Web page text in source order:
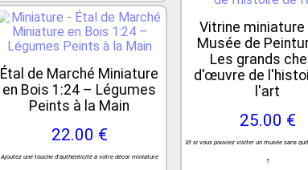
Étal de Marché Miniature
en Bois 1:24 – Légumes
Peints à la Main
22.00 €
Ajoutez une touche d’authenticité à votre décor miniature
Vitrine miniature
Musée de
Les grands
d'œuvre de
l'art
25.00 €
Et si vous pouviez visiter un musée sans
?